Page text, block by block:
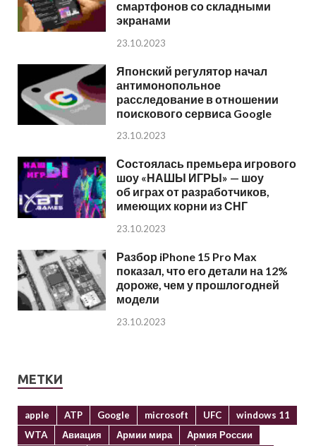
смартфонов со складными
экранами
23.10.2023
Японский регулятор начал
антимонопольное
расследование в отношении
поискового сервиса Google
23.10.2023
Состоялась премьера игрового
шоу «НАШЫ ИГРЫ» — шоу
об играх от разработчиков,
имеющих корни из СНГ
23.10.2023
Разбор iPhone 15 Pro Max
показал, что его детали на 12%
дороже, чем у прошлогодней
модели
23.10.2023
МЕТКИ
apple ATP Google microsoft UFC
windows 11
WTA
Авиация Армии мира
Армия России